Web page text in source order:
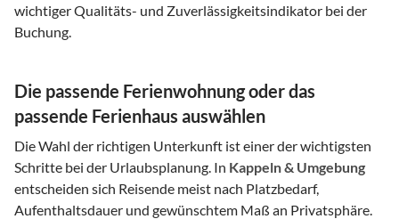
wichtiger Qualitäts- und Zuverlässigkeitsindikator bei der
Buchung.
Die passende Ferienwohnung oder das
passende Ferienhaus auswählen
Die Wahl der richtigen Unterkunft ist einer der wichtigsten
Schritte bei der Urlaubsplanung. In Kappeln & Umgebung
entscheiden sich Reisende meist nach Platzbedarf,
Aufenthaltsdauer und gewünschtem Maß an Privatsphäre.